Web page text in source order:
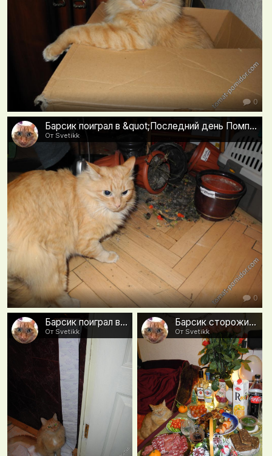
0
Барсик поиграл в &quot;Последний день Помпеи&quot;
От Svetikk
0
Барсик поиграл в &quot;Ниагарский водопад&quot;
От Svetikk
Барсик сторожит поляну
От Svetikk